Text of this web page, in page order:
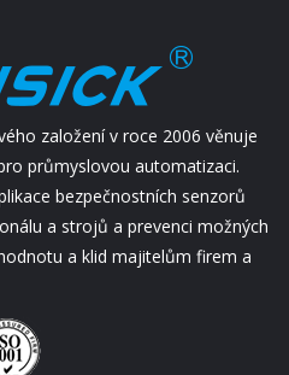
založení v roce 2006 věnuje
průmyslovou automatizaci.
bezpečnostních senzorů
a strojů a prevenci možných
a klid majitelům firem a